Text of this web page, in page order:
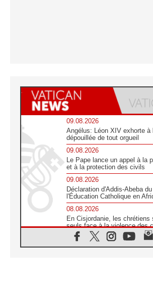
09.08.2026
Angélus: Léon XIV exhorte à
dépouillée de tout orgueil
09.08.2026
Le Pape lance un appel à la
et à la protection des civils
09.08.2026
Déclaration d'Addis-Abeba
l'Éducation Catholique en
08.08.2026
En Cisjordanie, les chrétiens
seuls face à la violence des
08.08.2026
Léon XIV au sanctuaire de